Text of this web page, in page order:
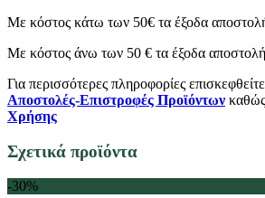
Με κόστος κάτω των 50€ τα έξοδα
Με κόστος άνω των 50 € τα έξοδα
Για περισσότερες πληροφορίες
Αποστολές-Επιστροφές Προϊόντων
Χρήσης
Σχετικά προϊόντα
-30%